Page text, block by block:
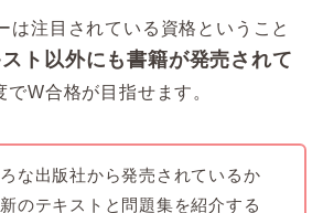
は注目されている資格ということ
ト以外にも書籍が発売されて
でW合格が目指せます。
な出版社から発売されているか
のテキストと問題集を紹介する